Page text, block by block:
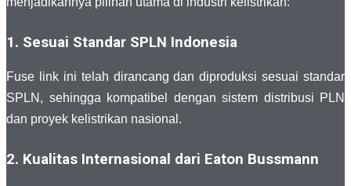
1. Sesuai Standar SPLN Indonesia
Fuse link ini telah dirancang dan diproduksi sesuai standar
SPLN, sehingga kompatibel dengan sistem distribusi PLN
dan proyek kelistrikan nasional.
2. Kualitas Internasional dari Eaton Bussmann